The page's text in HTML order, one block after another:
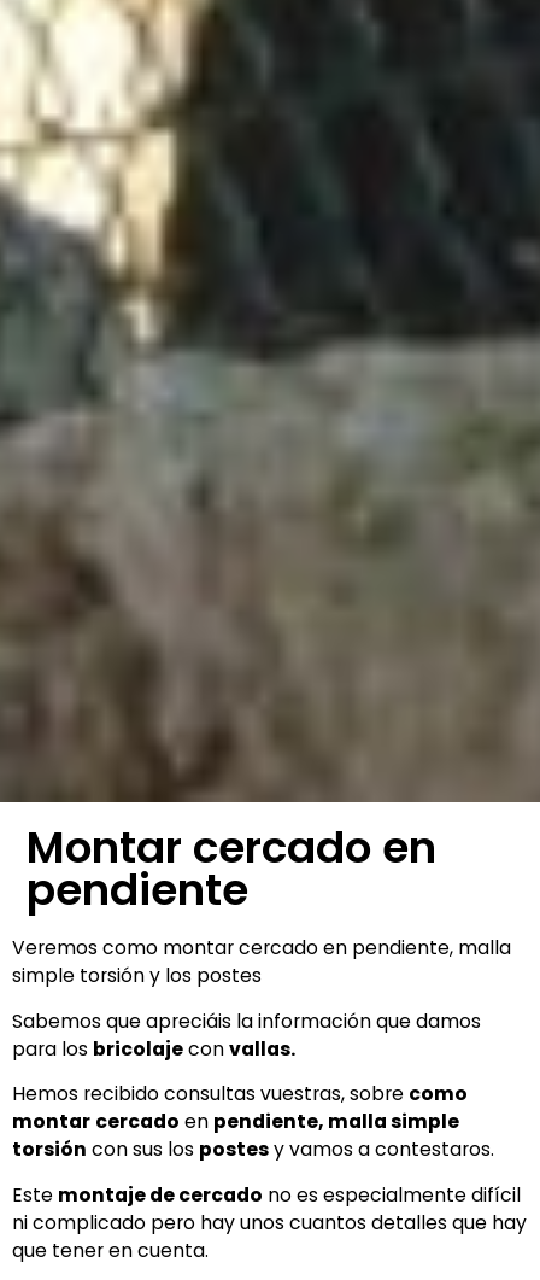
Montar cercado en
pendiente
Veremos como montar cercado en pendiente, malla
simple torsión y los postes
Sabemos que apreciáis la información que damos
para los bricolajeconvallas.
Hemos recibido consultas vuestras, sobre como
montar cercado en pendiente, malla simple
torsión con sus los postesy vamos a contestaros.
Este montaje de cercado no es especialmente difícil
ni complicado pero hay unos cuantos detalles que hay
que tener en cuenta.